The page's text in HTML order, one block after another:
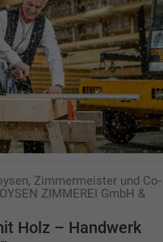
Zimmermeister und Co-
ZIMMEREI GmbH &
Holz – Handwerk